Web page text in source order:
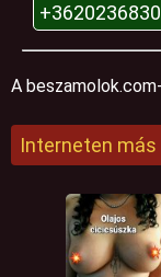
A
Interneten más